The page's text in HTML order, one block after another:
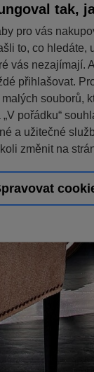
tak,
pro vás
to, co hledáte,
vás nezajímají.
přihlašovat.
souborů,
pořádku“
a užitečné
změnit na